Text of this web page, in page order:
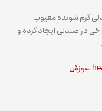
گرم شونده معیوب
در صندلی ایجاد کرده و